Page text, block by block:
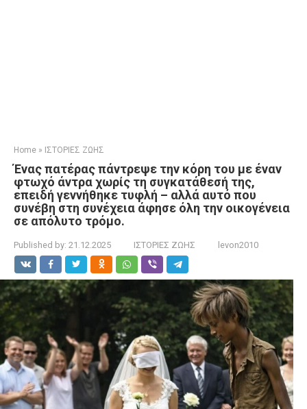
Home » ΙΣΤΟΡΙΕΣ ΖΩΗΣ
Ένας πατέρας πάντρεψε την κόρη του με έναν
φτωχό άντρα χωρίς τη συγκατάθεσή της,
επειδή γεννήθηκε τυφλή – αλλά αυτό που
συνέβη στη συνέχεια άφησε όλη την οικογένεια
σε απόλυτο τρόμο.
Published by: 21.12.2025 ΙΣΤΟΡΙΕΣ ΖΩΗΣ levon2010